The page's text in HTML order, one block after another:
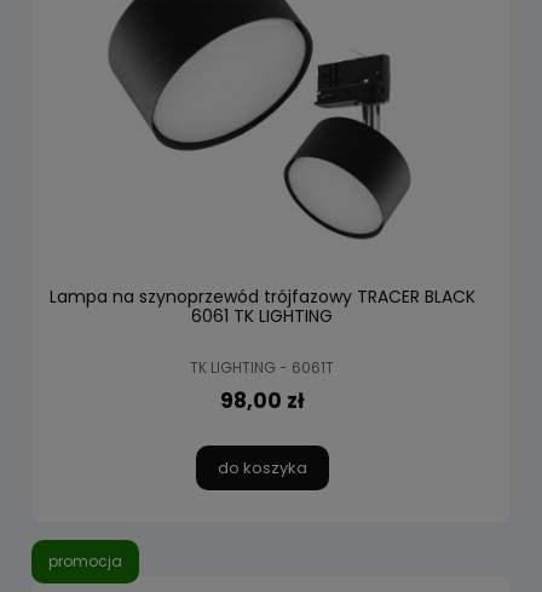
Lampa na szynoprzewód trójfazowy TRACER BLACK
6061 TK LIGHTING
TK LIGHTING - 6061T
98,00 zł
do koszyka
promocja